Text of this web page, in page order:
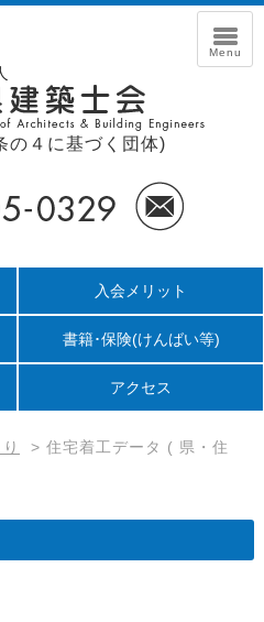
の４に基づく団体)
入会メリット
書籍･保険(けんばい等)
アクセス
> 住宅着工データ ( 県・住